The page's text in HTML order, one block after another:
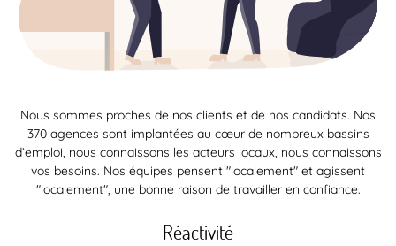
Nous sommes proches de nos clients et de nos candidats. Nos
370 agences sont implantées au cœur de nombreux bassins
d’emploi, nous connaissons les acteurs locaux, nous connaissons
vos besoins. Nos équipes pensent "localement" et agissent
"localement", une bonne raison de travailler en confiance.
Réactivité